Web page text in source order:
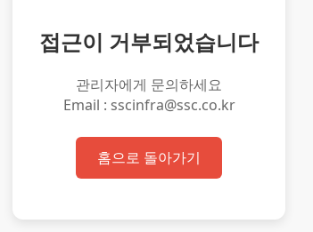
접근이 거부되었습니다
관리자에게 문의하세요
Email : sscinfra@ssc.co.kr
홈으로 돌아가기